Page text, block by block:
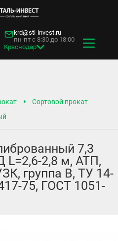
krd@stl-invest.ru
пн-пт с 8:30 до 18:00
Краснодар
Сортовой прокат
7,3
2,8 м, АТП,
группа В, ТУ 14-
75, ГОСТ 1051-